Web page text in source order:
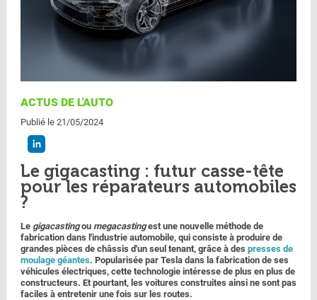
ACTUS DE L'AUTO
Publié le 21/05/2024
Le gigacasting : futur casse-tête
pour les réparateurs automobiles
?
Le gigacastingou megacastingest une nouvelle méthode de
fabrication dans l'industrie automobile, qui consiste à produire de
grandes pièces de châssis d'un seul tenant, grâce à des presses de
moulage géantes. Popularisée par Tesla dans la fabrication de ses
véhicules électriques, cette technologie intéresse de plus en plus de
constructeurs. Et pourtant, les voitures construites ainsi ne sont pas
faciles à entretenir une fois sur les routes.